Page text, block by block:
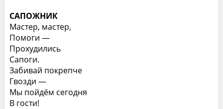
САПОЖНИК
Мастер, мастер,
Помоги —
Прохудились
Сапоги.
Забивай покрепче
Гвозди —
Мы пойдём сегодня
В гости!